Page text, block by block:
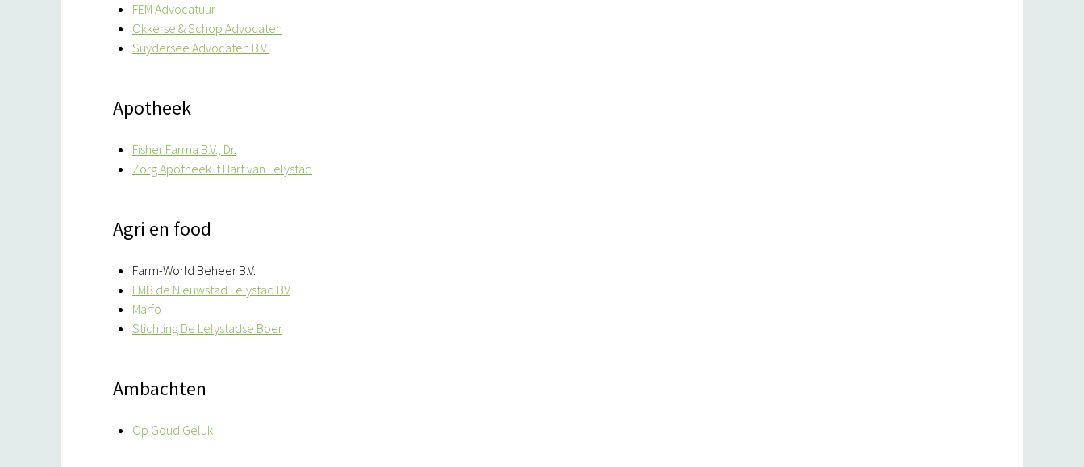
FEM Advocatuur
Okkerse & Schop Advocaten
Suydersee Advocaten B.V.
Apotheek
Fisher Farma B.V., Dr.
Zorg Apotheek 't Hart van Lelystad
Agri en food
Farm-World Beheer B.V.
LMB de Nieuwstad Lelystad BV
Marfo
Stichting De Lelystadse Boer
Ambachten
Op Goud Geluk